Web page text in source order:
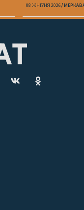
08 ЖНІЎНЯ 2026